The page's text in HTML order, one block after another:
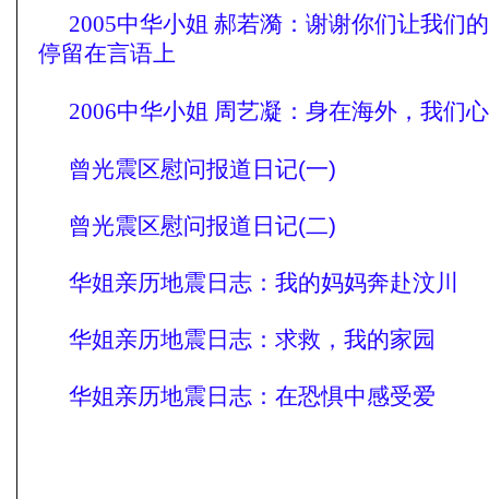
2005中华小姐 郝若漪： 谢谢你们让我们
停留在言语上
2006中华小姐 周艺凝： 身在海外，我们
曾光震区慰问报道日记(一)
曾光震区慰问报道日记(二)
华姐亲历地震日志：我的妈妈奔赴汶川
华姐亲历地震日志：求救，我的家园
华姐亲历地震日志：在恐惧中感受爱